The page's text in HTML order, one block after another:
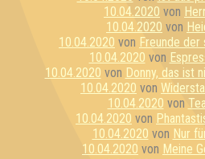
10.04.2020 von
10.04.2020 von
10.04.2020 von Freunde der
10.04.2020 von
10.04.2020 von Donny, das ist
10.04.2020 von
10.04.2020 von
10.04.2020 von
10.04.2020 von Nur
10.04.2020 von Meine